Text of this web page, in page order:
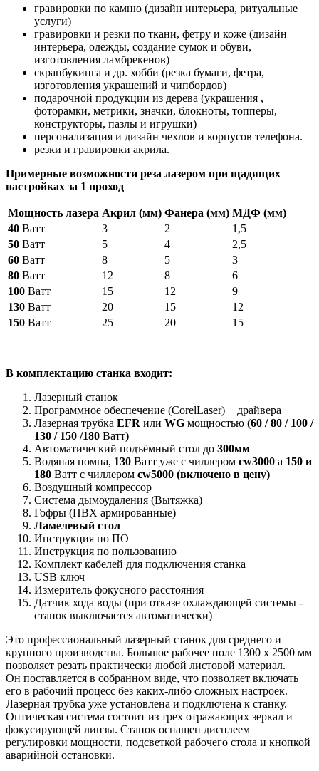
гравировки по камню (дизайн интерьера, ритуальные
услуги)
гравировки и резки по ткани, фетру и коже (дизайн
интерьера, одежды, создание сумок и обуви,
изготовления ламбрекенов)
скрапбукинга и др. хобби (резка бумаги, фетра,
изготовления украшений и чипбордов)
подарочной продукции из дерева (украшения ,
фоторамки, метрики, значки, блокноты, топперы,
конструкторы, пазлы и игрушки)
персонализация и дизайн чехлов и корпусов телефона.
резки и гравировки акрила.
Примерные возможности реза лазером при щадящих
настройках за 1 проход
Мощность лазера Акрил (мм) Фанера (мм) МДФ (мм)
40 Ватт 3 2
1,5
50 Ватт 5 4
2,5
60 Ватт 8 5
3
80 Ватт 12 8
6
100 Ватт 15 12
9
130 Ватт 20 15
12
150 Ватт 25 20 15
В комплектацию станка входит:
Лазерный станок
Программное обеспечение (CorelLaser) + драйвера
Лазерная трубка EFR или WG мощностью (60 /80 / 100 /
130 / 150 /180 Ватт)
Автоматический подъёмный стол до 300мм
Водяная помпа, 130 Ватт уже с чиллером cw3000 а 150 и
180 Ватт с чиллером cw5000 (включено в цену)
Воздушный компрессор
Система дымоудаления (Вытяжка)
Гофры (ПВХ армированные)
Ламелевый стол
Инструкция по ПО
Инструкция по пользованию
Комплект кабелей для подключения станка
USB ключ
Измеритель фокусного расстояния
Датчик хода воды (при отказе охлаждающей системы -
станок выключается автоматически)
Это профессиональный лазерный станок для среднего и
крупного производства. Большое рабочее поле 1300 х 2500 мм
позволяет резать практически любой листовой материал.
Он поставляется в собранном виде, что позволяет включать
его в рабочий процесс без каких-либо сложных настроек.
Лазерная трубка уже установлена и подключена к станку.
Оптическая система состоит из трех отражающих зеркал и
фокусирующей линзы. Станок оснащен дисплеем
регулировки мощности, подсветкой рабочего стола и кнопкой
аварийной остановки.